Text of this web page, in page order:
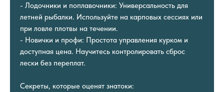
- Лодочники и поплавочники: Универсальность для
летней рыбалки. Используйте на карповых сессиях или
при ловле плотвы на течении.
- Новички и профи: Простота управления курком и
доступная цена. Научитесь контролировать сброс
лески без переплат.
Секреты, которые оценят знатоки: